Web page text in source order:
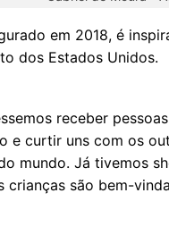
em 2018, é
dos Estados Unidos.
receber
e curtir uns com os
mundo. Já tivemos
são bem-